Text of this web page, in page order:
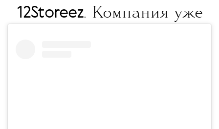
12Storeez. Компания уже